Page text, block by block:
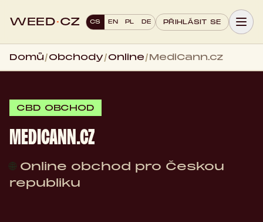
WEED·CZ CS EN PL DE PŘIHLÁSIT SE
Domů/Obchody/Online/MediCann.cz
CBD OBCHOD
MEDICANN.CZ
🌐Online obchod pro Českou
republiku